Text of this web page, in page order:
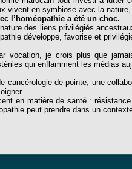
vivent en symbiose avec la
l’homéopathie a été un choc.
des liens privilégiés
développe, favorise et
je crois plus que
qui enflamment les médias
de pointe, une
en matière de santé :
peut prendre dans un